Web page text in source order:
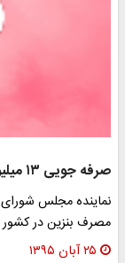
صرفه جویی ۱۳ میلیون لیتری بنزین با کارت سوخت
نماینده مجلس
مصرف بنزین در کشور را بیش از ۱۳ میلیون
۲۵ آبان ۱۳۹۵